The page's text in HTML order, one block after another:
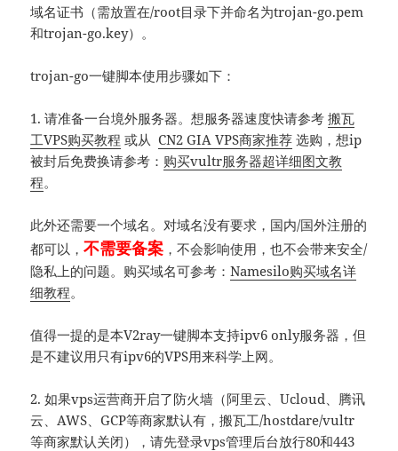
域名证书（需放置在/root目录下并命名为trojan-go.pem
和trojan-go.key）。
trojan-go一键脚本使用步骤如下：
1. 请准备一台境外服务器。想服务器速度快请参考搬瓦
工VPS购买教程 或从CN2 GIA VPS商家推荐 选购，想ip
被封后免费换请参考： 购买vultr服务器超详细图文教
程。
此外还需要一个域名。对域名没有要求，国内/国外注册的
都可以，不需要备案 ，不会影响使用，也不会带来安全/
隐私上的问题。购买域名可参考：Namesilo购买域名详
细教程。
值得一提的是本V2ray一键脚本支持ipv6 only服务器，但
是不建议用只有ipv6的VPS用来科学上网。
2. 如果vps运营商开启了防火墙（阿里云、Ucloud、腾讯
云、AWS、GCP等商家默认有，搬瓦工/hostdare/vultr
等商家默认关闭），请先登录vps管理后台放行80和443